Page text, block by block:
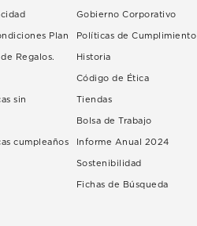
Plan
Regalos.
sin
cumpleaños
Gobierno Corporativo
Políticas de Cumplimiento
Historia
Código de Ética
Tiendas
Bolsa de Trabajo
Informe Anual 2024
Sostenibilidad
Fichas de Búsqueda